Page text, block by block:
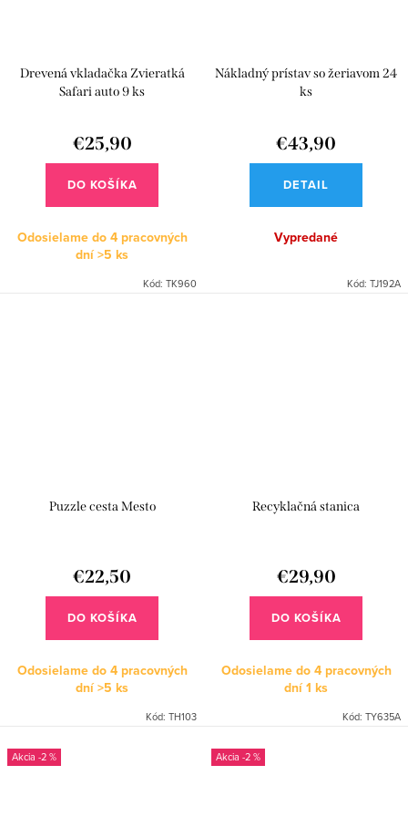
Drevená vkladačka Zvieratká
Safari auto 9 ks
€25,90
DO KOŠÍKA
Odosielame do 4 pracovných
dní>5 ks
Kód: TK960
Nákladný prístav so žeriavom 24
ks
€43,90
DETAIL
Vypredané
Kód: TJ192A
Puzzle cesta Mesto
€22,50
DO KOŠÍKA
Odosielame do 4 pracovných
dní>5 ks
Kód: TH103
Recyklačná stanica
€29,90
DO KOŠÍKA
Odosielame do 4 pracovných
dní1 ks
Kód: TY635A
-2 % -2 %